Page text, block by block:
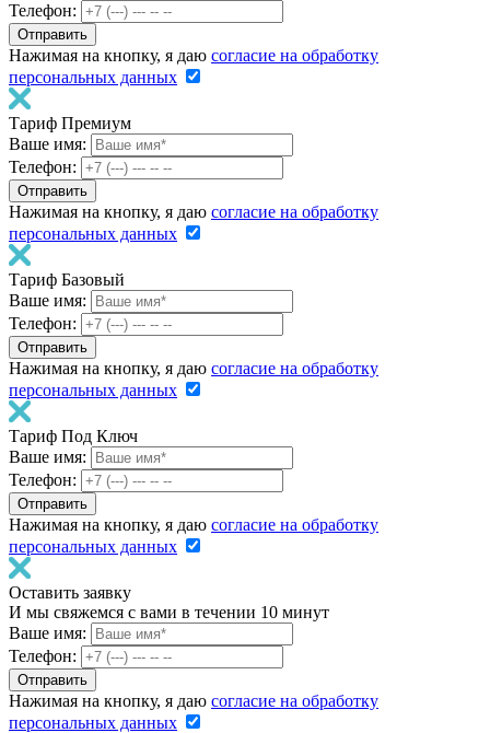
Телефон:
Нажимая на кнопку, я даю согласие на обработку
персональных данных
Тариф Премиум
Ваше имя:
Телефон:
Нажимая на кнопку, я даю согласие на обработку
персональных данных
Тариф Базовый
Ваше имя:
Телефон:
Нажимая на кнопку, я даю согласие на обработку
персональных данных
Тариф Под Ключ
Ваше имя:
Телефон:
Нажимая на кнопку, я даю согласие на обработку
персональных данных
Оставить заявку
И мы свяжемся с вами в течении 10 минут
Ваше имя:
Телефон:
Нажимая на кнопку, я даю согласие на обработку
персональных данных